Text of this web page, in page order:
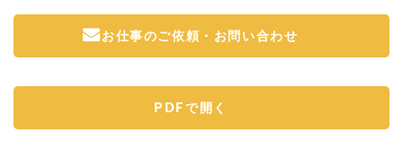
お仕事のご依頼・お問い合わせ
PDFで開く